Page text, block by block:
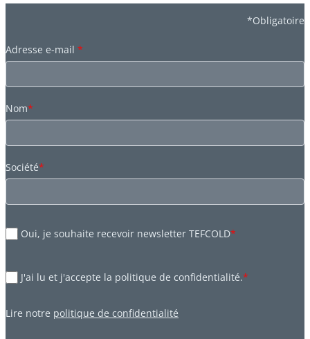
*Obligatoire
Adresse e-mail *
Nom*
Société*
Oui, je souhaite recevoir newsletter TEFCOLD*
J'ai lu et j'accepte la politique de confidentialité.*
Lire notre politique de confidentialité